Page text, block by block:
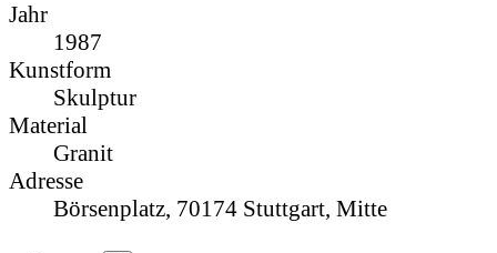
Jahr
1987
Kunstform
Skulptur
Material
Granit
Adresse
Börsenplatz, 70174 Stuttgart, Mitte